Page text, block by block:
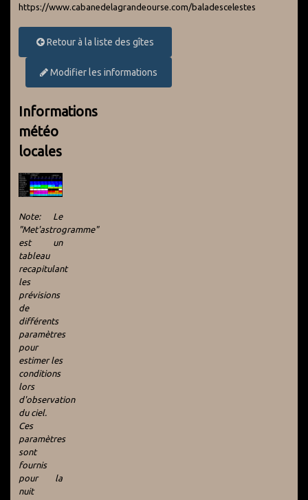
https://www.cabanedelagrandeourse.com/baladescelestes
Retour à la liste des gîtes
Modifier les informations
Informations
météo
locales
Note: Le
"Met'astrogramme"
est un
tableau
recapitulant
les
prévisions
de
différents
paramètres
pour
estimer les
conditions
lors
d'observation
du ciel.
Ces
paramètres
sont
fournis
pour la
nuit